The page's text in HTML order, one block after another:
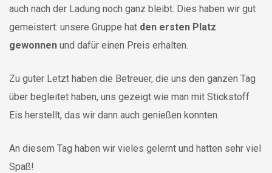
auch nach der Ladung noch ganz bleibt. Dies haben wir gut
gemeistert: unsere Gruppe hat den ersten Platz
gewonnen und dafür einen Preis erhalten.
Zu guter Letzt haben die Betreuer, die uns den ganzen Tag
über begleitet haben, uns gezeigt wie man mit Stickstoff
Eis herstellt, das wir dann auch genießen konnten.
An diesem Tag haben wir vieles gelernt und hatten sehr viel
Spaß!